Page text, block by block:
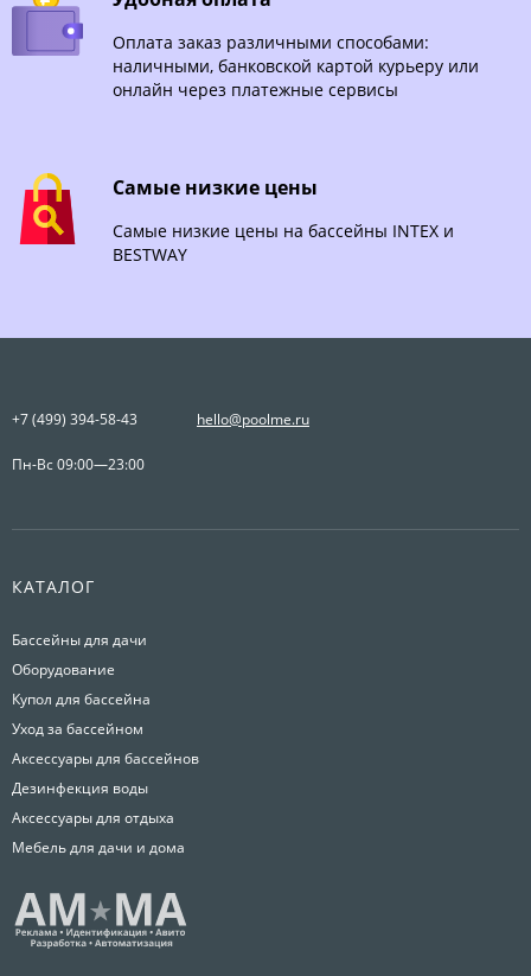
Оплата заказ различными способами:
наличными, банковской картой курьеру или
онлайн через платежные сервисы
Самые низкие цены
Самые низкие цены на бассейны INTEX и
BESTWAY
+7 (499) 394-58-43 hello@poolme.ru
Пн-Вс 09:00—23:00
КАТАЛОГ
Бассейны для дачи
Оборудование
Купол для бассейна
Уход за бассейном
Аксессуары для бассейнов
Дезинфекция воды
Аксессуары для отдыха
Мебель для дачи и дома